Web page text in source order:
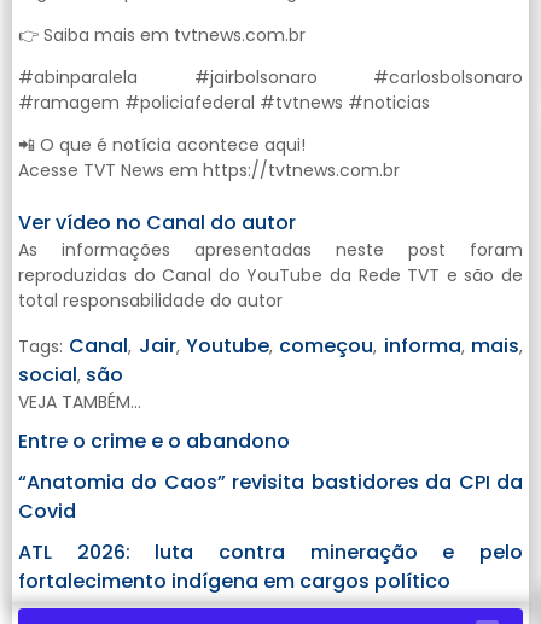
👉 Saiba mais em tvtnews.com.br
#abinparalela #jairbolsonaro #carlosbolsonaro
#ramagem #policiafederal #tvtnews #noticias
📲 O que é notícia acontece aqui!
Acesse TVT News em https://tvtnews.com.br
Ver vídeo no Canal do autor
As informações apresentadas neste post foram
reproduzidas do Canal do YouTube da Rede TVT e são de
total responsabilidade do autor
Tags: Canal, Jair,Youtube, começou, informa, mais,
social, são
VEJA TAMBÉM...
Entre o crime e o abandono
“Anatomia do Caos” revisita bastidores da CPI da
Covid
ATL 2026: luta contra mineração e pelo
fortalecimento indígena em cargos político